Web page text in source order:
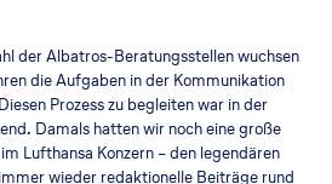
der Albatros-Beratungsstellen wuchsen
die Aufgaben in der Kommunikation
Prozess zu begleiten war in der
Damals hatten wir noch eine große
Lufthansa Konzern – den legendären
wieder redaktionelle Beiträge rund